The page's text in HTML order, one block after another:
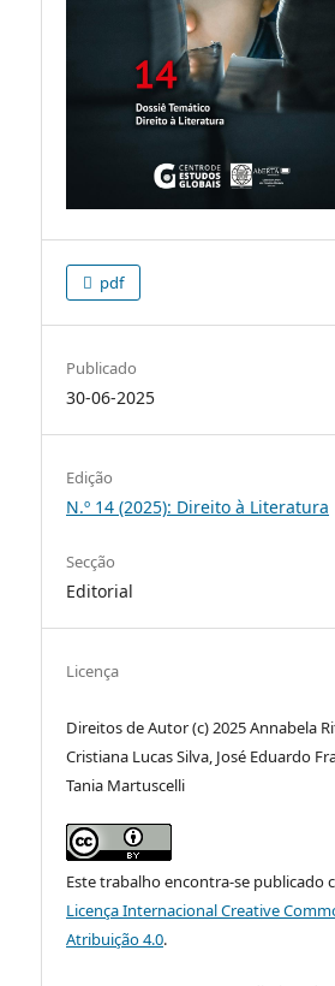
pdf
Publicado
30-06-2025
Edição
N.º 14 (2025): Direito à Literatura
Secção
Editorial
Licença
Direitos de Autor (c) 2025 Annabela
Cristiana Lucas Silva, José Eduardo
Tania Martuscelli
Este trabalho encontra-se publicado
Licença Internacional Creative
Atribuição 4.0.